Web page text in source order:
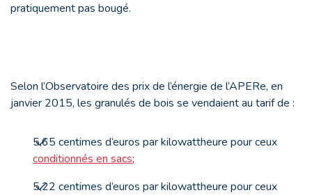
pratiquement pas bougé.
Selon l’Observatoire des prix de l’énergie de l’APERe, en
janvier 2015, les granulés de bois se vendaient au tarif de :
5,65 centimes d’euros par kilowattheure pour ceux
conditionnés en sacs;
5,22 centimes d’euros par kilowattheure pour ceux